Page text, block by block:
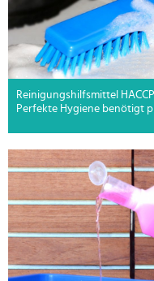
Reinigungshilfsmittel HACCP
Perfekte Hygiene benötigt